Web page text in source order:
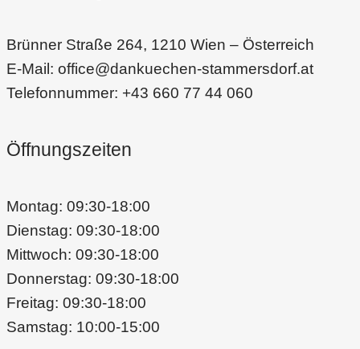
Brünner Straße 264, 1210 Wien – Österreich
E-Mail: office@dankuechen-stammersdorf.at
Telefonnummer: +43 660 77 44 060
Öffnungszeiten
Montag: 09:30-18:00
Dienstag: 09:30-18:00
Mittwoch: 09:30-18:00
Donnerstag: 09:30-18:00
Freitag: 09:30-18:00
Samstag: 10:00-15:00